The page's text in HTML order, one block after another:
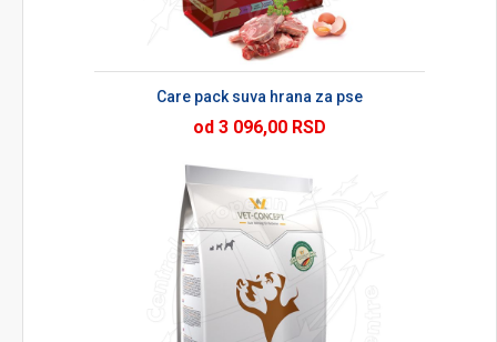
Care pack suva hrana za pse
od 3 096,00 RSD